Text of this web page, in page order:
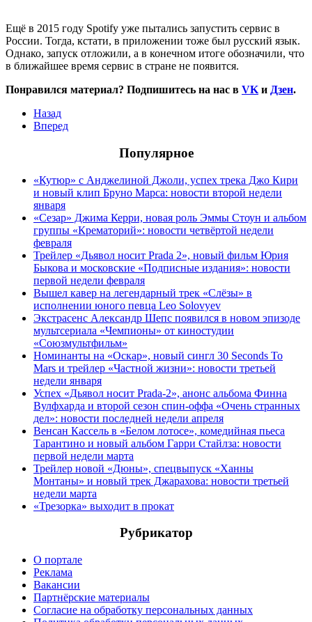
Ещё в 2015 году Spotify уже пытались запустить сервис в
России. Тогда, кстати, в приложении тоже был русский язык.
Однако, запуск отложили, а в конечном итоге обозначили, что
в ближайшее время сервис в стране не появится.
Понравился материал? Подпишитесь на нас в VK и Дзен.
Назад
Вперед
Популярное
«Кутюр» с Анджелиной Джоли, успех трека Джо Кири
и новый клип Бруно Марса: новости второй недели
января
«Сезар» Джима Керри, новая роль Эммы Стоун и альбом
группы «Крематорий»: новости четвёртой недели
февраля
Трейлер «Дьявол носит Prada 2», новый фильм Юрия
Быкова и московские «Подписные издания»: новости
первой недели февраля
Вышел кавер на легендарный трек «Слёзы» в
исполнении юного певца Leo Solovyev
Экстрасенс Александр Шепс появился в новом эпизоде
мультсериала «Чемпионы» от киностудии
«Союзмультфильм»
Номинанты на «Оскар», новый сингл 30 Seconds To
Mars и трейлер «Частной жизни»: новости третьей
недели января
Успех «Дьявол носит Prada-2», анонс альбома Финна
Вулфхарда и второй сезон спин-оффа «Очень странных
дел»: новости последней недели апреля
Венсан Кассель в «Белом лотосе», комедийная пьеса
Тарантино и новый альбом Гарри Стайлза: новости
первой недели марта
Трейлер новой «Дюны», спецвыпуск «Ханны
Монтаны» и новый трек Джарахова: новости третьей
недели марта
«Трезорка» выходит в прокат
Рубрикатор
О портале
Реклама
Вакансии
Партнёрские материалы
Согласие на обработку персональных данных